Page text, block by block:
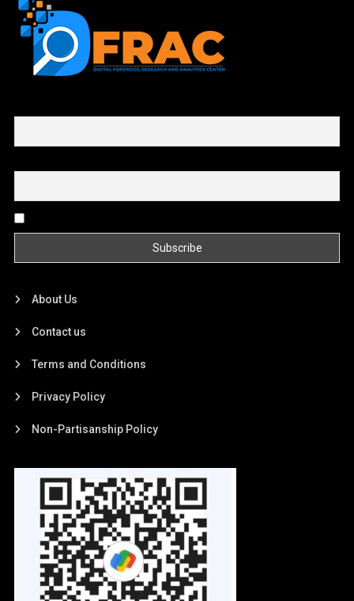
About Us
Contact us
Terms and Conditions
Privacy Policy
Non-Partisanship Policy